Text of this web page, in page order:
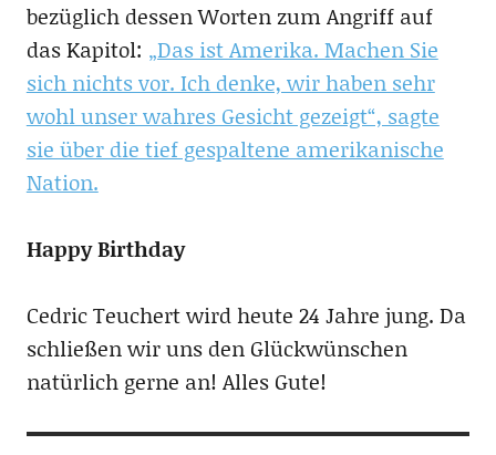
bezüglich dessen Worten zum Angriff auf
das Kapitol: „Das ist Amerika. Machen Sie
sich nichts vor. Ich denke, wir haben sehr
wohl unser wahres Gesicht gezeigt“, sagte
sie über die tief gespaltene amerikanische
Nation.
Happy Birthday
Cedric Teuchert wird heute 24 Jahre jung. Da
schließen wir uns den Glückwünschen
natürlich gerne an! Alles Gute!